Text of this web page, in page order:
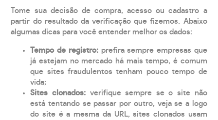
Tome sua decisão de compra, acesso ou cadastro a
partir do resultado da verificação que fizemos. Abaixo
algumas dicas para você entender melhor os dados:
Tempo de registro: prefira sempre empresas que
já estejam no mercado há mais tempo, é comum
que sites fraudulentos tenham pouco tempo de
vida;
Sites clonados: verifique sempre se o site não
está tentando se passar por outro, veja se a logo
do site é a mesma da URL, sites clonados usam